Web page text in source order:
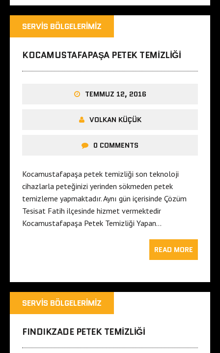
SERVIS BÖLGELERIMIZ
KOCAMUSTAFAPAŞA PETEK TEMIZLIĞI
TEMMUZ 12, 2016
VOLKAN KÜÇÜK
0 COMMENTS
Kocamustafapaşa petek temizliği son teknoloji
cihazlarla peteğinizi yerinden sökmeden petek
temizleme yapmaktadır. Aynı gün içerisinde Çözüm
Tesisat Fatih ilçesinde hizmet vermektedir
Kocamustafapaşa Petek Temizliği Yapan…
READ MORE
SERVIS BÖLGELERIMIZ
FINDIKZADE PETEK TEMIZLIĞI